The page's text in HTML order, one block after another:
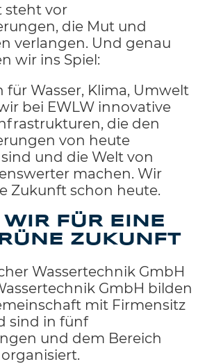
steht vor
die Mut und
verlangen. Und genau
wir ins Spiel:
für Wasser, Klima, Umwelt
bei EWLW innovative
die den
von heute
und die Welt von
machen. Wir
Zukunft schon heute.
WIR FÜR EINE
ZUKUNFT
Wassertechnik GmbH
GmbH bilden
mit Firmensitz
sind in fünf
und dem Bereich